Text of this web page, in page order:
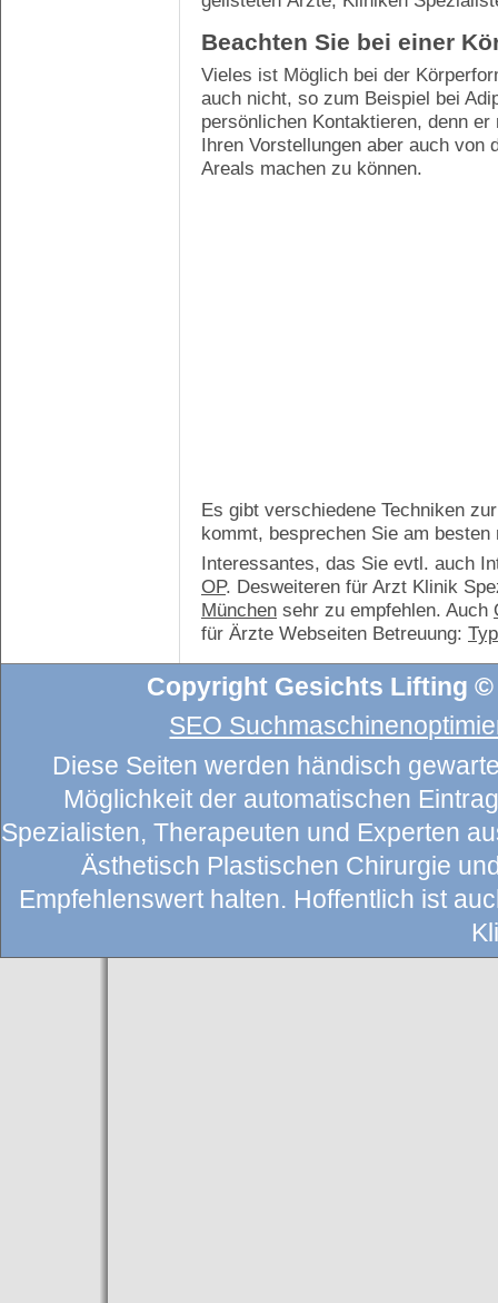
Beachten Sie bei einer
Vieles ist Möglich bei der
auch nicht, so zum Beispiel bei
persönlichen Kontaktieren, denn
Ihren Vorstellungen aber auch von
Areals machen zu können.
Es gibt verschiedene Techniken
kommt, besprechen Sie am
Interessantes, das Sie evtl. auch
OP. Desweiteren für Arzt Klinik
München sehr zu empfehlen. Auch
für Ärzte Webseiten Betreuung:
Copyright Gesichts Lifting ©
SEO
Diese Seiten werden händisch
Möglichkeit der automatischen
Spezialisten, Therapeuten und Experten
Ästhetisch Plastischen Chirurgie
Empfehlenswert halten. Hoffentlich ist